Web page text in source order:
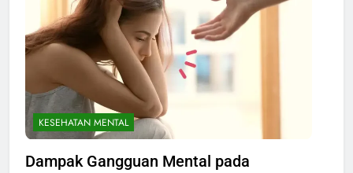
KESEHATAN MENTAL
Dampak Gangguan Mental pada